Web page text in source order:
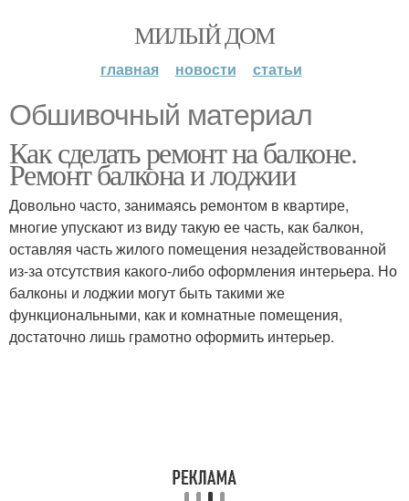
МИЛЫЙ ДОМ
главная новости статьи
Обшивочный материал
Как сделать ремонт на балконе.
Ремонт балкона и лоджии
Довольно часто, занимаясь ремонтом в квартире,
многие упускают из виду такую ее часть, как балкон,
оставляя часть жилого помещения незадействованной
из-за отсутствия какого-либо оформления интерьера. Но
балконы и лоджии могут быть такими же
функциональными, как и комнатные помещения,
достаточно лишь грамотно оформить интерьер.